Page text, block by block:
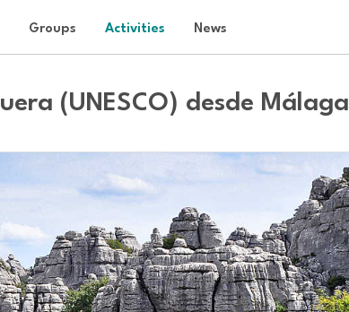
Groups Activities News
Senderismo en Torcal de Antequera (UNESCO) desde Málaga